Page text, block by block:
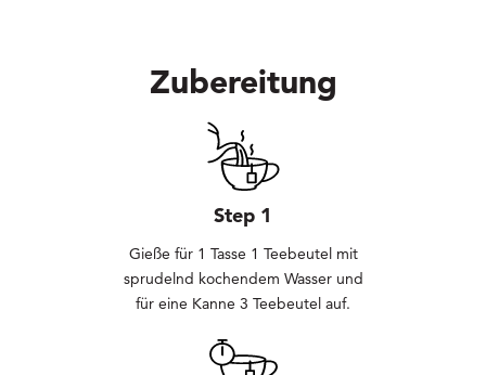
Zubereitung
Step 1
Gieße für 1 Tasse 1 Teebeutel mit
sprudelnd kochendem Wasser und
für eine Kanne 3 Teebeutel auf.